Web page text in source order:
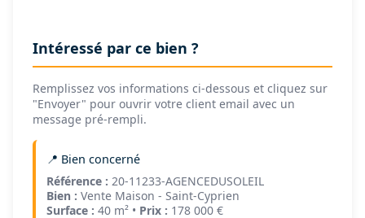
Intéressé par ce bien ?
Remplissez vos informations ci-dessous et cliquez sur
"Envoyer" pour ouvrir votre client email avec un
message pré-rempli.
📍 Bien concerné
Référence : 20-11233-AGENCEDUSOLEIL
Bien : Vente Maison - Saint-Cyprien
Surface : 40 m² • Prix : 178 000 €